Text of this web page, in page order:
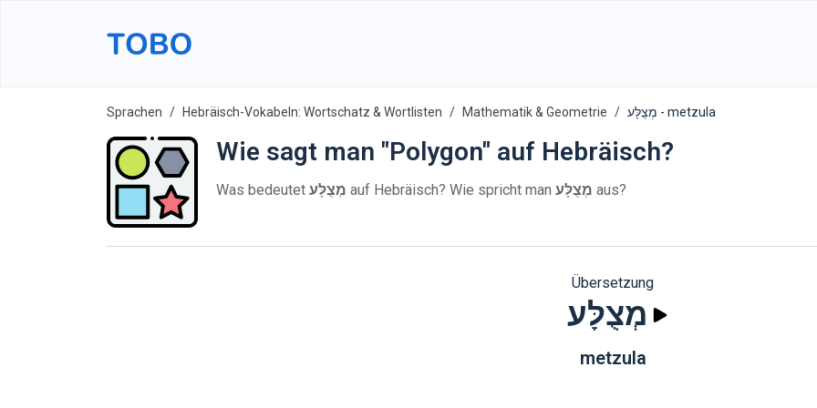
Sprachen Hebräisch-Vokabeln: Wortschatz & Wortlisten Mathematik & Geometrie מְצֻלָּע - metzula
Wie sagt man "Polygon" auf Hebräisch?
Was bedeutet מְצֻלָּע auf Hebräisch? Wie spricht man מְצֻלָּע aus?
Übersetzung
מְצֻלָּע
metzula